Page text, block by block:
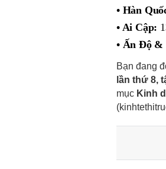
• Hàn
• Ai Cập:
• Ấn Độ &
Bạn đang
lần thứ 8,
mục Kinh